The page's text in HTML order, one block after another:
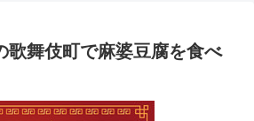
歌舞伎町で麻婆豆腐を食べ